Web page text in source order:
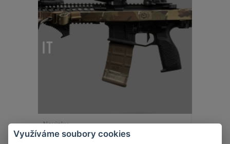
Novinky
Edgar Sherman Design
Využíváme soubory cookies